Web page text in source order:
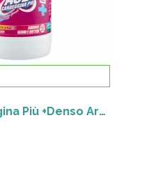
Ace Candeggina Più +Denso Armonie floreali 2,5 L